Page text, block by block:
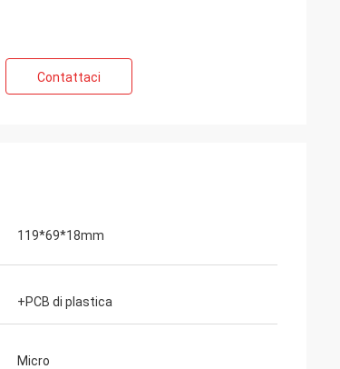
Contattaci
119*69*18mm
+PCB di plastica
Micro